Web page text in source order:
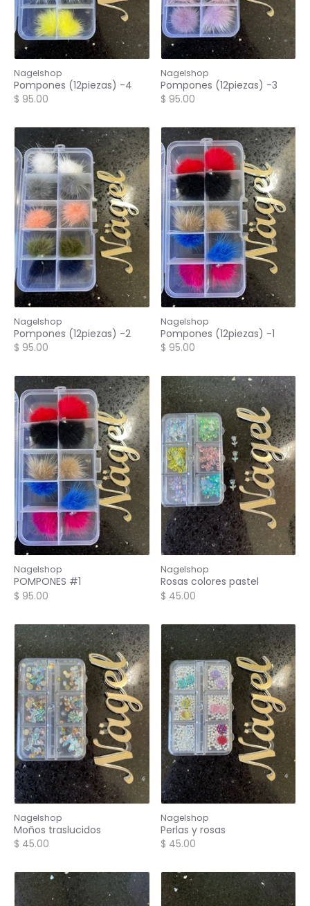
Nagelshop
Pompones (12piezas) -4
$ 95.00
Nagelshop
Pompones (12piezas) -3
$ 95.00
Nagelshop
Pompones (12piezas) -2
$ 95.00
Nagelshop
Pompones (12piezas) -1
$ 95.00
Nagelshop
POMPONES #1
$ 95.00
Nagelshop
Rosas colores pastel
$ 45.00
Nagelshop
Moños traslucidos
$ 45.00
Nagelshop
Perlas y rosas
$ 45.00